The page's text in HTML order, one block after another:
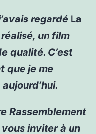
regardé La
un film
qualité. C’est
que je me
Rassemblement
vous inviter à un